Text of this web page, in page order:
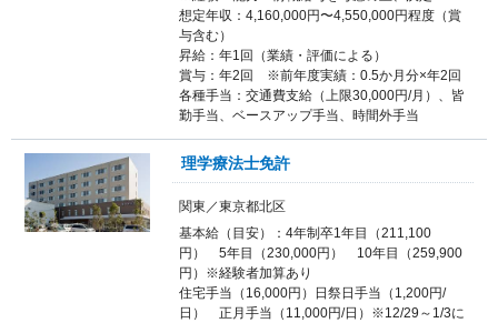
想定年収：4,160,000円〜4,550,000円程度（賞
与含む）
昇給：年1回（業績・評価による）
賞与：年2回 ※前年度実績：0.5か月分×年2回
各種手当：交通費支給（上限30,000円/月）、皆
勤手当、ベースアップ手当、時間外手当
理学療法士免許
関東／東京都北区
基本給（目安）：4年制卒1年目（211,100
円） 5年目（230,000円） 10年目（259,900
円）※経験者加算あり
住宅手当（16,000円）日祭日手当（1,200円/
日） 正月手当（11,000円/日）※12/29～1/3に